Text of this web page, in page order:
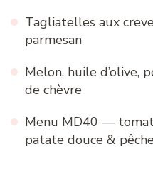
Tagliatelles aux
parmesan
Melon, huile d’olive,
de chèvre
Menu MD40 —
patate douce &